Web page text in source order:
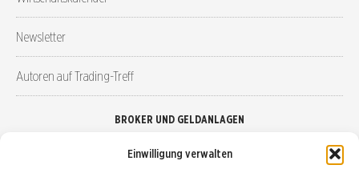
Einwilligung verwalten
Newsletter
Autoren auf Trading-Treff
BROKER UND GELDANLAGEN